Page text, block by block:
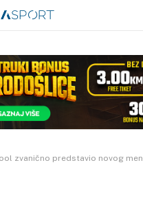
zvanično predstavio novog